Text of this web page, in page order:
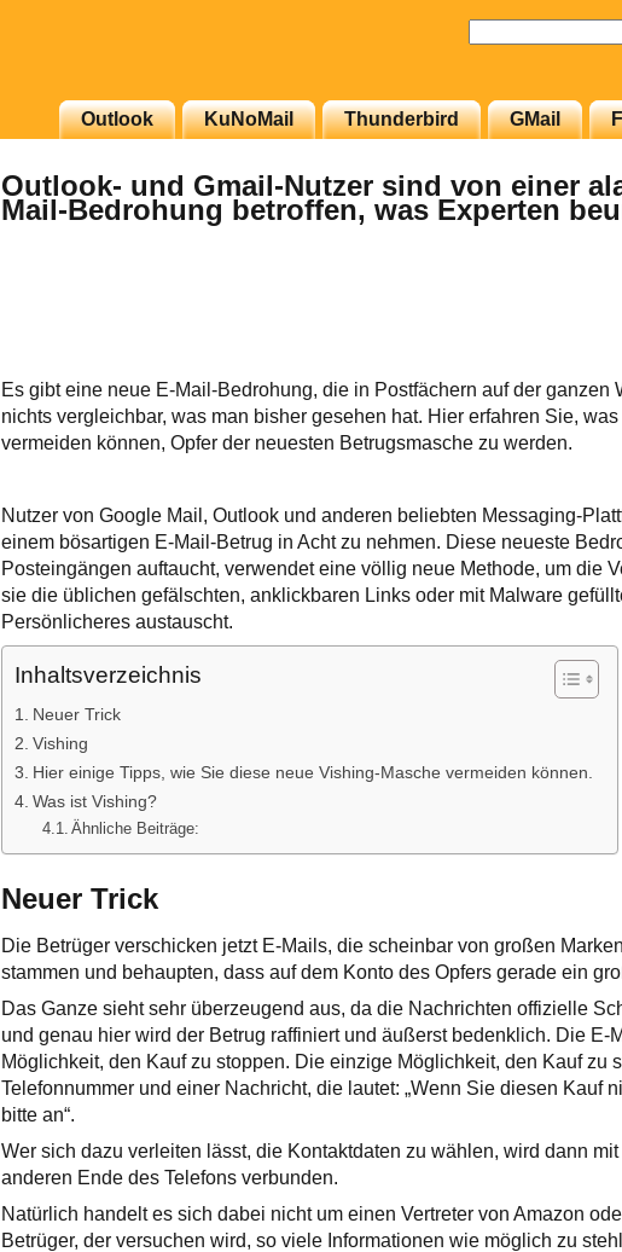
Outlook KuNoMail Thunderbird GMail
Outlook- und Gmail-Nutzer sind von einer
Mail-Bedrohung betroffen, was Experten
Es gibt eine neue E-Mail-Bedrohung, die in Postfächern auf der ganzen
nichts vergleichbar, was man bisher gesehen hat. Hier erfahren Sie,
vermeiden können, Opfer der neuesten Betrugsmasche zu werden.
Nutzer von Google Mail, Outlook und anderen beliebten Messaging-
einem bösartigen E-Mail-Betrug in Acht zu nehmen. Diese neueste
Posteingängen auftaucht, verwendet eine völlig neue Methode, um die
sie die üblichen gefälschten, anklickbaren Links oder mit Malware
Persönlicheres austauscht.
Inhaltsverzeichnis
Neuer Trick
Vishing
Hier einige Tipps, wie Sie diese neue Vishing-Masche vermeiden können.
Was ist Vishing?
Ähnliche Beiträge:
Neuer Trick
Die Betrüger verschicken jetzt E-Mails, die scheinbar von großen
stammen und behaupten, dass auf dem Konto des Opfers gerade ein
Das Ganze sieht sehr überzeugend aus, da die Nachrichten offizielle
und genau hier wird der Betrug raffiniert und äußerst bedenklich. Die E-
Möglichkeit, den Kauf zu stoppen. Die einzige Möglichkeit, den Kauf zu
Telefonnummer und einer Nachricht, die lautet: „Wenn Sie diesen Kauf
bitte an“.
Wer sich dazu verleiten lässt, die Kontaktdaten zu wählen, wird dann
anderen Ende des Telefons verbunden.
Natürlich handelt es sich dabei nicht um einen Vertreter von Amazon
Betrüger, der versuchen wird, so viele Informationen wie möglich zu